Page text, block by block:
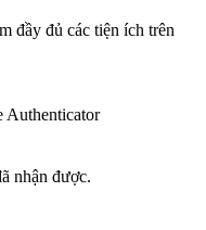
đầy đủ các tiện ích trên
Authenticator
nhận được.